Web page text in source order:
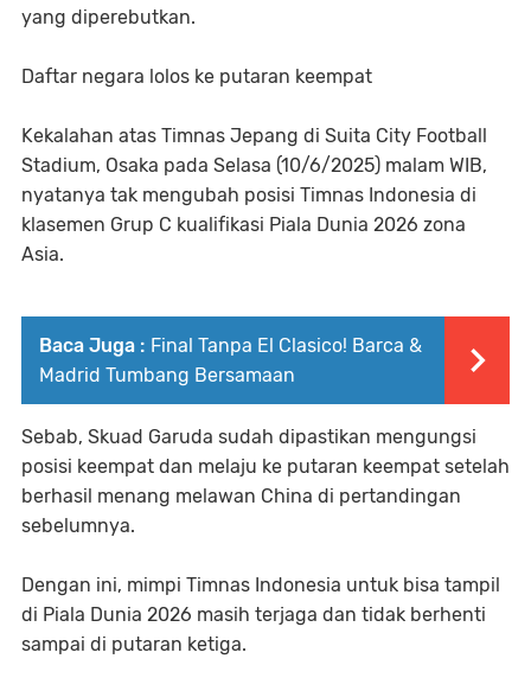
yang diperebutkan.
Daftar negara lolos ke putaran keempat
Kekalahan atas Timnas Jepang di Suita City Football
Stadium, Osaka pada Selasa (10/6/2025) malam WIB,
nyatanya tak mengubah posisi Timnas Indonesia di
klasemen Grup C kualifikasi Piala Dunia 2026 zona
Asia.
Baca Juga : Final Tanpa El Clasico! Barca &
Madrid Tumbang Bersamaan
Sebab, Skuad Garuda sudah dipastikan mengungsi
posisi keempat dan melaju ke putaran keempat setelah
berhasil menang melawan China di pertandingan
sebelumnya.
Dengan ini, mimpi Timnas Indonesia untuk bisa tampil
di Piala Dunia 2026 masih terjaga dan tidak berhenti
sampai di putaran ketiga.